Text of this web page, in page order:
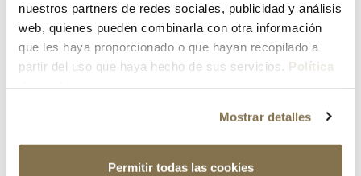
nuestros partners de redes sociales, publicidad y análisis
web, quienes pueden combinarla con otra información
que les haya proporcionado o que hayan recopilado a
partir del uso que haya hecho de sus servicios. Política
Mostrar detalles
Permitir todas las cookies
¿Has olvidado tu contraseña?